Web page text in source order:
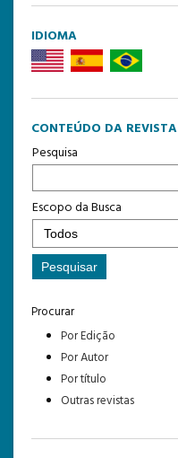
IDIOMA
CONTEÚDO DA REVISTA
Pesquisa
Escopo da Busca
Procurar
Por Edição
Por Autor
Por título
Outras revistas